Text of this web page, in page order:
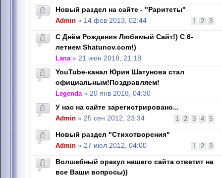
Новый раздел на сайте - "Раритеты"
1 2 3
Admin » 14 фев 2013, 02:44
С Днём Рождения Любимый Сайт!) С 6-
летием Shatunov.com!)
Lana» 21 июн 2018, 21:18
YouTube-канал Юрия Шатунова стал
официальным!Поздравляем!
Legenda» 20 янв 2018, 04:30
У нас на сайте зарегистрировано...
1 2 3 4 5
Admin » 25 сен 2012, 23:34
Новый раздел "Стихотворения"
1 2 3
Admin » 27 июл 2012, 04:00
Волшебный оракул нашего сайта ответит на
все Ваши вопросы))